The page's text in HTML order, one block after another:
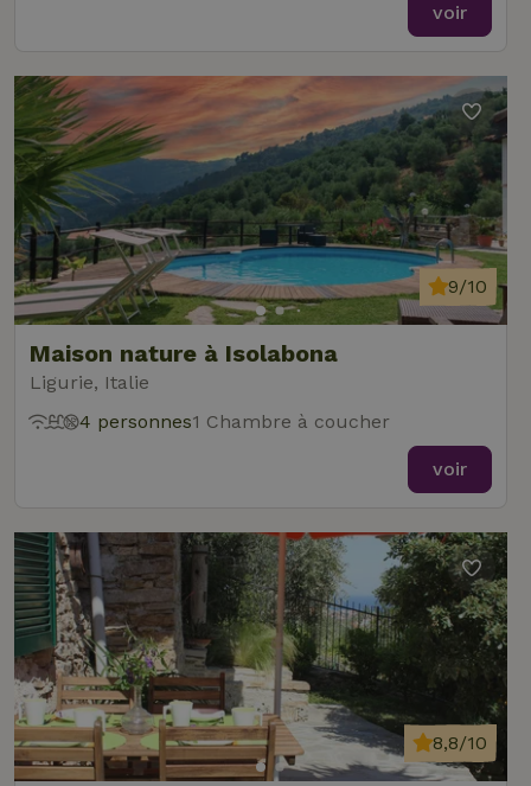
voir
Maison nature à Isolabona
Ligurie, Italie
9/10
4 personnes1 Chambre à coucher
voir
8,8/10